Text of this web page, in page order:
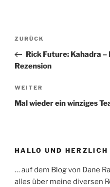
Beitragsnavigation
Vorheriger
Beitrag
ZURÜCK
Rick Future: Kahadra –
Rezension
Nächster
Beitrag
WEITER
Mal wieder ein winziges
HALLO UND
… auf dem Blog von Dane
alles über meine diversen